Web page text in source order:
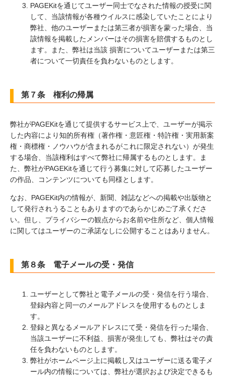
PAGEKitを通じてユーザー同士でなされた情報の授受に関
して、当該情報が各種ウイルスに感染していたことにより
弊社、他のユーザーまたは第三者が損害を蒙った場合、当
該情報を掲載したメンバーはその損害を賠償するものとし
ます。また、弊社は当該 損害についてユーザーまたは第三
者について一切責任を負わないものとします。
第７条 権利の帰属
弊社がPAGEKitを通じて提供するサービス上で、ユーザーが掲示
した内容により知的所有権（著作権・意匠権・特許権・実用新案
権・商標権・ノウハウが含まれるがこれに限定されない）が発生
する場合、当該権利はすべて弊社に帰属するものとします。ま
た、弊社がPAGEKitを通じて行う募集に対して応募したユーザー
の作品、コンテンツについても同様とします。
なお、PAGEKit内の情報が、新聞、雑誌などへの掲載や出版物と
して発行されうることもありますのであらかじめご了承くださ
い。但し、プライバシーの観点からお名前や住所など、個人情報
に関してはユーザーのご承諾なしに公開することはありません。
第８条 電子メールの受・発信
ユーザーとして弊社と電子メールの受・発信を行う場合、
登録内容と同一のメールアドレスを使用するものとしま
す。
登録と異なるメールアドレスにて受・発信を行った場合、
当該ユーザーに不利益、損害が発生しても、弊社はその責
任を負わないものとします。
弊社がホームページ上に掲載し又はユーザーに送る電子メ
ール内の情報については、弊社が選択および決定できるも